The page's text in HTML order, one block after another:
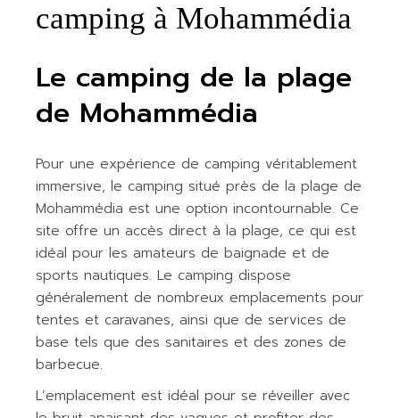
camping à Mohammédia
Le camping de la plage
de Mohammédia
Pour une expérience de camping véritablement
immersive, le camping situé près de la plage de
Mohammédia est une option incontournable. Ce
site offre un accès direct à la plage, ce qui est
idéal pour les amateurs de baignade et de
sports nautiques. Le camping dispose
généralement de nombreux emplacements pour
tentes et caravanes, ainsi que de services de
base tels que des sanitaires et des zones de
barbecue.
L’emplacement est idéal pour se réveiller avec